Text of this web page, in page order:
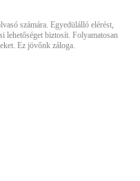
számára. Egyedülálló elérést,
lehetőséget biztosít. Folyamatosan
Ez jövőnk záloga.